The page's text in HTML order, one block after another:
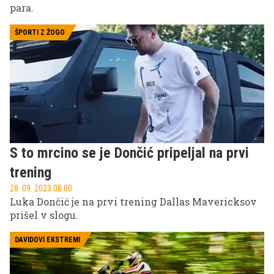
para.
ŠPORTI Z ŽOGO
S to mrcino se je Dončić pripeljal na prvi
trening
28. 09. 2023 08.00
Luka Dončić je na prvi trening Dallas Mavericksov
prišel v slogu.
DAVIDOVI EKSTREMI